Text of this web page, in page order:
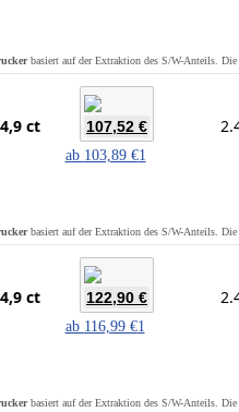
basiert auf der Extraktion des S/W-Anteils. Die
4,9 ct 107,52 €
ab 103,89 €1
basiert auf der Extraktion des S/W-Anteils. Die
4,9 ct 122,90 €
ab 116,99 €1
basiert auf der Extraktion des S/W-Anteils. Die